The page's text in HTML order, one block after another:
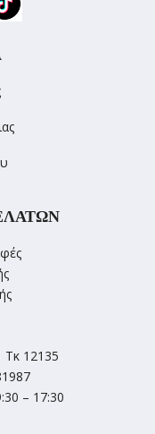
Τκ 12135
– 17:30